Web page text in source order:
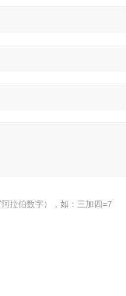
拉伯数字），如：三加四=7